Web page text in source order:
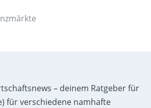
– deinem Ratgeber für
für verschiedene namhafte